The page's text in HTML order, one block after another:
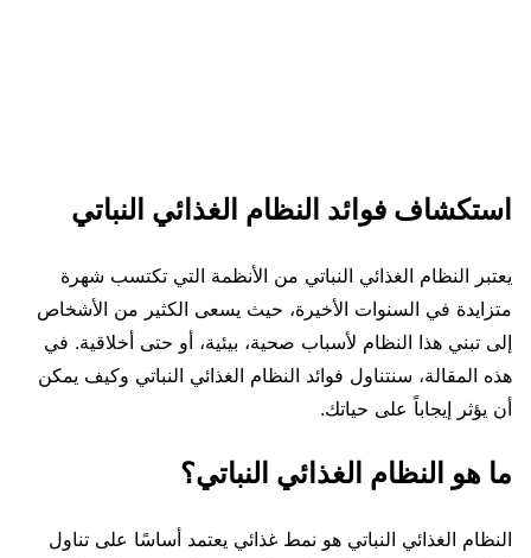
استكشاف فوائد النظام الغذائي النباتي
يعتبر النظام الغذائي النباتي من الأنظمة التي تكتسب شهرة
متزايدة في السنوات الأخيرة، حيث يسعى الكثير من الأشخاص
إلى تبني هذا النظام لأسباب صحية، بيئية، أو حتى أخلاقية. في
هذه المقالة، سنتناول فوائد النظام الغذائي النباتي وكيف يمكن
أن يؤثر إيجاباً على حياتك.
ما هو النظام الغذائي النباتي؟
النظام الغذائي النباتي هو نمط غذائي يعتمد أساسًا على تناول